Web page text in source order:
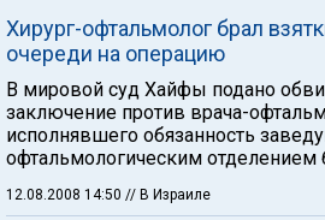
Хирург-офтальмолог брал
очереди на операцию
В мировой суд Хайфы подано
заключение против врача-
исполнявшего обязанность
офтальмологическим отделением
12.08.2008 14:50 // В Израиле